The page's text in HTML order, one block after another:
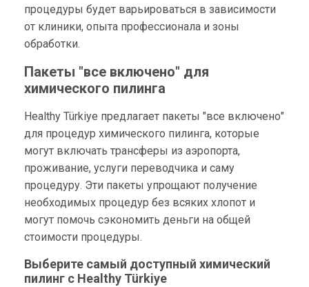
процедуры будет варьироваться в зависимости
от клиники, опыта профессионала и зоны
обработки.
Пакеты "все включено" для
химического пилинга
Healthy Türkiye предлагает пакеты "все включено"
для процедур химического пилинга, которые
могут включать трансферы из аэропорта,
проживание, услуги переводчика и саму
процедуру. Эти пакеты упрощают получение
необходимых процедур без всяких хлопот и
могут помочь сэкономить деньги на общей
стоимости процедуры.
Выберите самый доступный химический
пилинг с Healthy Türkiye